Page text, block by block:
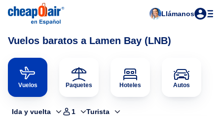
Llámanos
Vuelos baratos a Lamen Bay (LNB)
Vuelos Paquetes Hoteles Autos
Ida y vuelta 1 Turista